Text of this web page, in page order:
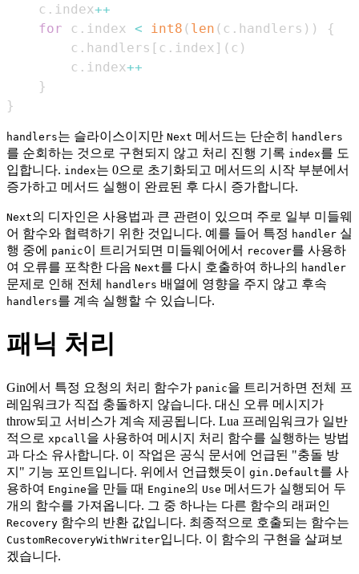
    c
. index++
for c . index < int8 ( len ( c . handlers ) )
{
        c
. handlers [ c . index ] ( c )
        c
. index++
}
}
handlers는 슬라이스이지만 Next 메서드는 단순히 handlers
를 순회하는 것으로 구현되지 않고 처리 진행 기록 index를 도
입합니다. index는 0으로 초기화되고 메서드의 시작 부분에서
증가하고 메서드 실행이 완료된 후 다시 증가합니다.
Next의 디자인은 사용법과 큰 관련이 있으며 주로 일부 미들웨
어 함수와 협력하기 위한 것입니다. 예를 들어 특정 handler 실
행 중에
panic이 트리거되면 미들웨어에서 recover를 사용하
여 오류를 포착한 다음 Next를 다시 호출하여 하나의 handler
문제로 인해 전체 handlers 배열에 영향을 주지 않고 후속
handlers를 계속 실행할 수 있습니다.
패닉 처리
Gin에서 특정 요청의 처리 함수가 panic을 트리거하면 전체 프
레임워크가 직접 충돌하지 않습니다. 대신 오류 메시지가
throw되고 서비스가 계속 제공됩니다. Lua 프레임워크가 일반
적으로 xpcall 을 사용하여 메시지 처리 함수를 실행하는 방법
과 다소 유사합니다. 이 작업은 공식 문서에 언급된 "충돌 방
지" 기능 포인트입니다. 위에서 언급했듯이 gin.Default를 사
용하여 Engine을 만들 때 Engine의 Use 메서드가 실행되어 두
개의 함수를 가져옵니다. 그 중 하나는 다른 함수의 래퍼인
Recovery 함수의 반환 값입니다. 최종적으로 호출되는 함수는
CustomRecoveryWithWriter입니다. 이 함수의 구현을 살펴보
겠습니다.